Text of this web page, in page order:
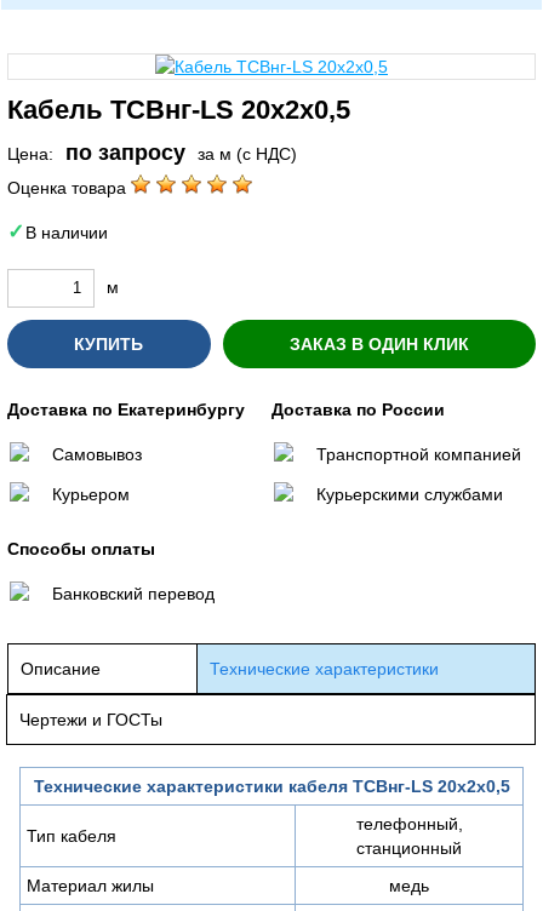
Кабель ТСВнг-LS 20х2х0,5
Цена: по запросу
за м (с НДС)
Оценка товара
В наличии
м
КУПИТЬ ЗАКАЗ В ОДИН КЛИК
Доставка по Екатеринбургу
Самовывоз
Курьером
Доставка по России
Транспортной компанией
Курьерскими службами
Способы оплаты
Банковский перевод
Описание Технические характеристики
Чертежи и ГОСТы
Технические характеристики кабеля ТСВнг-LS 20х2х0,5
Тип кабеля
телефонный,
станционный
Материал жилы
медь